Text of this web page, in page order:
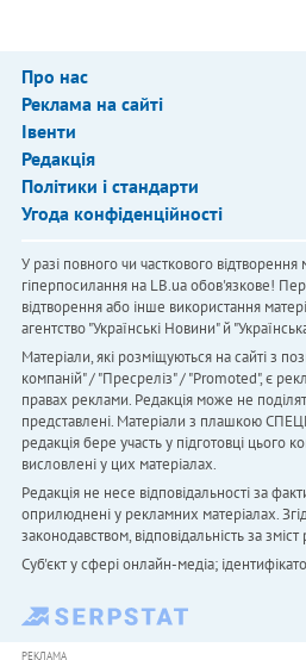
Про нас
Реклама на сайті
Івенти
Редакція
Політики і стандарти
Угода конфіденційності
У разі повного чи часткового відтворення
гіперпосилання на LB.ua обов'язкове!
відтворення або інше використання
агентство "Українськi Новини" й
Матеріали, які розміщуються на сайті з
компаній" / "Пресреліз" / "Promoted", є
правах реклами. Редакція може не
представлені. Матеріали з плашкою
редакція бере участь у підготовці цього
висловлені у цих матеріалах.
Редакція не несе відповідальності за
оприлюднені у рекламних матеріалах.
законодавством, відповідальність за
Cуб'єкт у сфері онлайн-медіа;
РЕКЛАМА